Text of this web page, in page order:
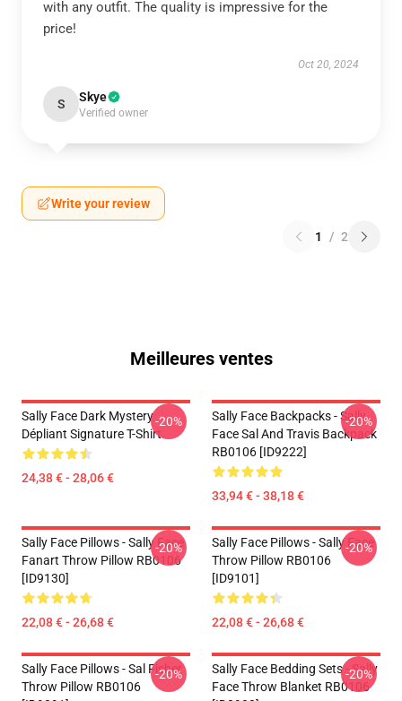
with any outfit. The quality is impressive for the
price!
Oct 20, 2024
S Skye
Verified owner
Write your review
1 / 2
Meilleures ventes
Sally Face Dark Mystery
Dépliant Signature T-Shirt
24,38 € - 28,06 €
-20%
Sally Face Backpacks - Sally
Face Sal And Travis Backpack
RB0106 [ID9222]
33,94 € - 38,18 €
-20%
Sally Face Pillows - Sally Face
Fanart Throw Pillow RB0106
[ID9130]
22,08 € - 26,68 €
-20%
Sally Face Pillows - Sally Face
Throw Pillow RB0106
[ID9101]
22,08 € - 26,68 €
-20%
Sally Face Pillows - Sal Fisher
Throw Pillow RB0106
-20%
Sally Face Bedding Sets - Sally
Face Throw Blanket RB0106
-20%